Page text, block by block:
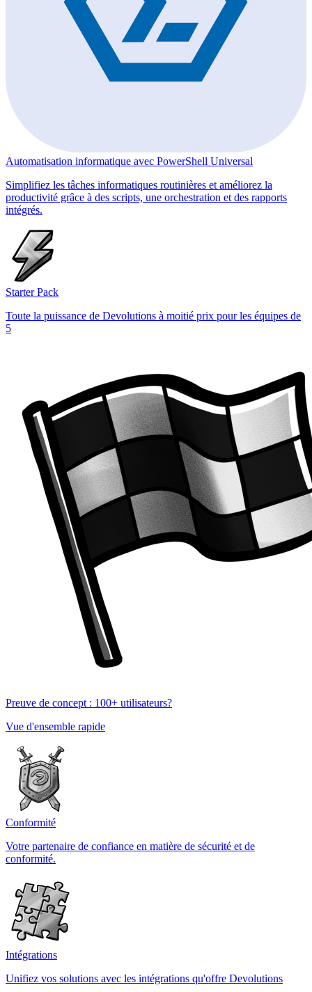
Automatisation informatique avec PowerShell Universal
Simplifiez les tâches informatiques routinières et améliorez la
productivité grâce à des scripts, une orchestration et des rapports
intégrés.
Starter Pack
Toute la puissance de Devolutions à moitié prix pour les équipes de
5
Preuve de concept : 100+ utilisateurs?
Vue d'ensemble rapide
Conformité
Votre partenaire de confiance en matière de sécurité et de
conformité.
Intégrations
Unifiez vos solutions avec les intégrations qu'offre Devolutions